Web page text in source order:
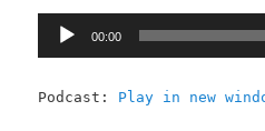
00:00
Podcast: Play in new